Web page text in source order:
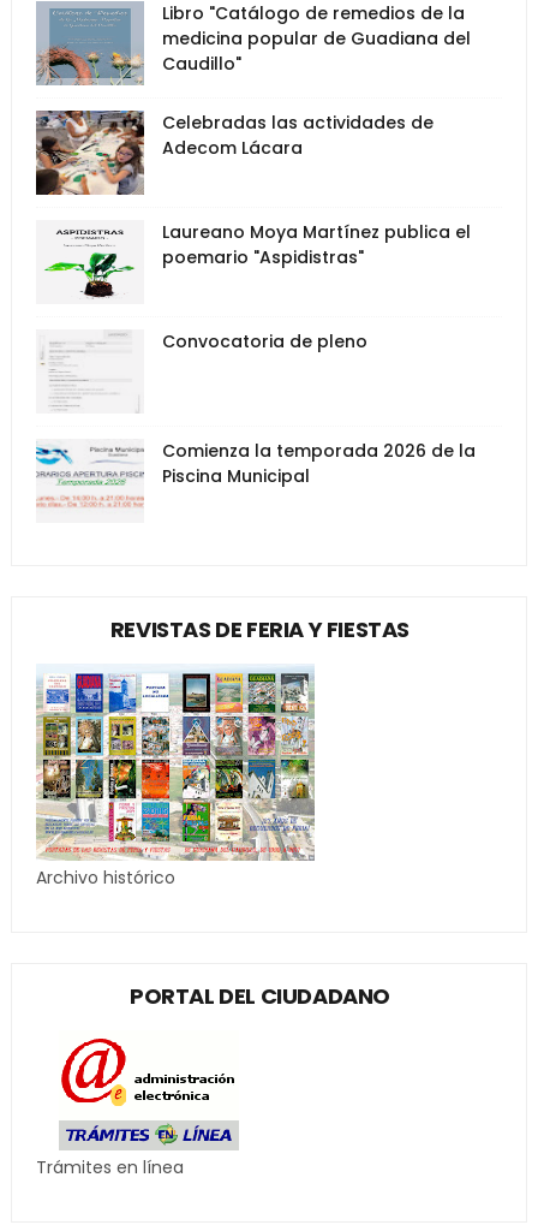
Libro "Catálogo de remedios de la
medicina popular de Guadiana del
Caudillo"
Celebradas las actividades de
Adecom Lácara
Laureano Moya Martínez publica el
poemario "Aspidistras"
Convocatoria de pleno
Comienza la temporada 2026 de la
Piscina Municipal
REVISTAS DE FERIA Y FIESTAS
Archivo histórico
PORTAL DEL CIUDADANO
Trámites en línea